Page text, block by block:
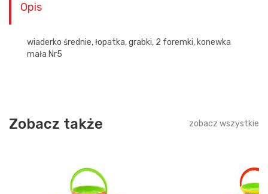
Opis
wiaderko średnie, łopatka, grabki, 2 foremki, konewka
mała Nr5
Zobacz także zobacz wszystkie